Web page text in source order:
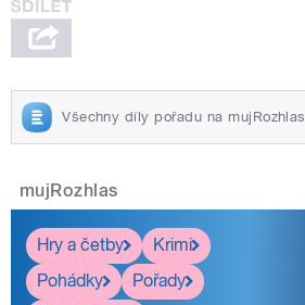
Všechny díly pořadu na mujRozhlas
mujRozhlas
Hry a četby
Krimi
Pohádky
Pořady